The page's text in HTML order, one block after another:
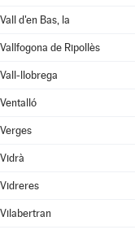
Vall d'en Bas, la
Vallfogona de Ripollès
Vall-llobrega
Ventalló
Verges
Vidrà
Vidreres
Vilabertran